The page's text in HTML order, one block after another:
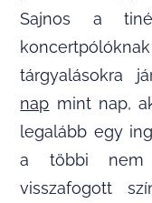
Sajnos a
tárgyalásokra
nap mint nap,
legalább egy
a többi nem
visszafogott